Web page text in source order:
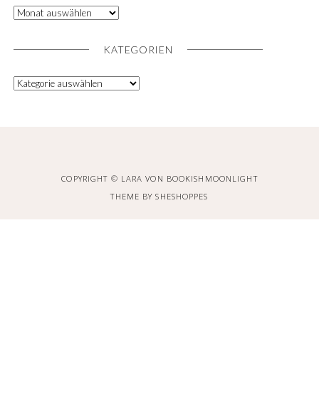
KATEGORIEN
COPYRIGHT © LARA VON BOOKISHMOONLIGHT
THEME BYSHESHOPPES